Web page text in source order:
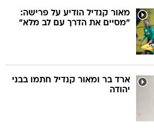
מאור קנדיל הודיע על פרישה:
"מסיים את הדרך עם לב מלא"
ארד בר ומאור קנדיל חתמו בבני
יהודה